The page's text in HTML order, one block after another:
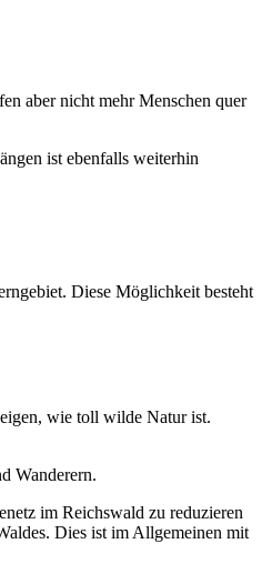
aber nicht mehr Menschen quer
ist ebenfalls weiterhin
Diese Möglichkeit besteht
wie toll wilde Natur ist.
Wanderern.
im Reichswald zu reduzieren
Dies ist im Allgemeinen mit